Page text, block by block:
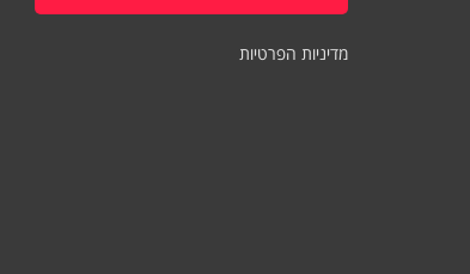
מדיניות הפרטיות